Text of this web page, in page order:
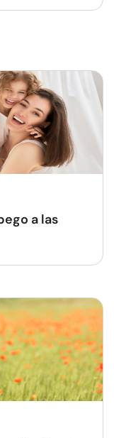
a las